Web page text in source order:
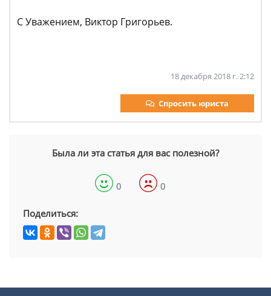
С Уважением, Виктор Григорьев.
18 декабря 2018 г. 2:12
Спросить юриста
Была ли эта статья для вас полезной?
0 0
Поделиться: